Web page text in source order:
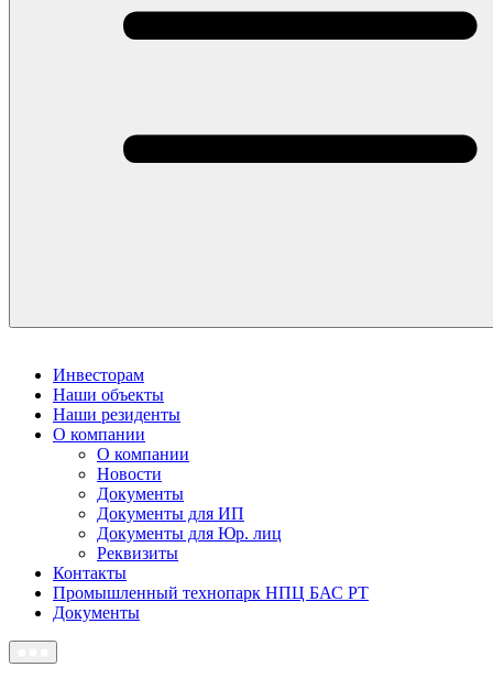
Инвесторам
Наши объекты
Наши резиденты
О компании
О компании
Новости
Документы
Документы для ИП
Документы для Юр. лиц
Реквизиты
Контакты
Промышленный технопарк НПЦ БАС РТ
Документы